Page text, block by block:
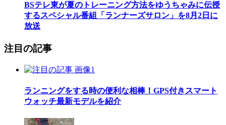
BSテレ東が夏のトレーニング方法をゆうちゃみに伝授
するスペシャル番組「ランナーズサロン」を8月2日に
放送
注目の記事
ランニングをする時の便利な相棒！GPS付きスマート
ウォッチ最新モデルを紹介